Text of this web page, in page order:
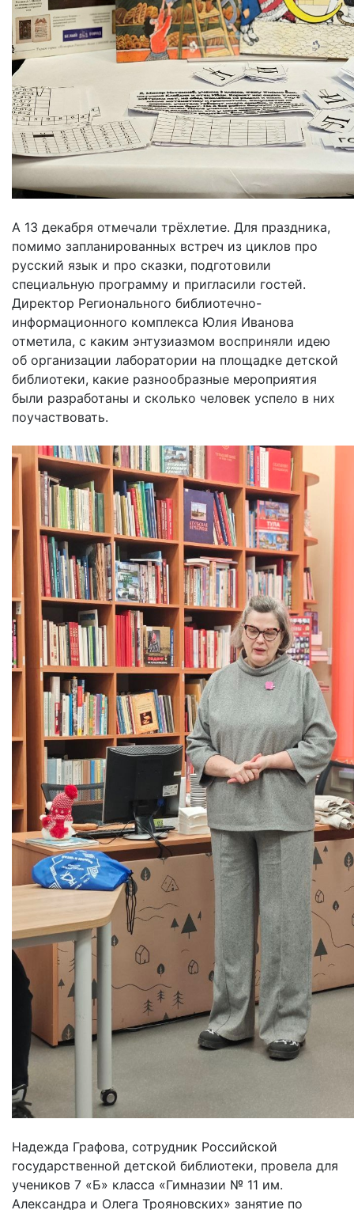
А 13 декабря отмечали трёхлетие. Для праздника,
помимо запланированных встреч из циклов про
русский язык и про сказки, подготовили
специальную программу и пригласили гостей.
Директор Регионального библиотечно-
информационного комплекса Юлия Иванова
отметила, с каким энтузиазмом восприняли идею
об организации лаборатории на площадке детской
библиотеки, какие разнообразные мероприятия
были разработаны и сколько человек успело в них
поучаствовать.
Надежда Графова, сотрудник Российской
государственной детской библиотеки, провела для
учеников 7 «Б» класса «Гимназии № 11 им.
Александра и Олега Трояновских» занятие по